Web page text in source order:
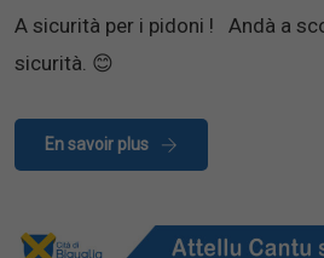
A sicurità per i pidoni ! Andà a
sicurità. 😊
En savoir plus